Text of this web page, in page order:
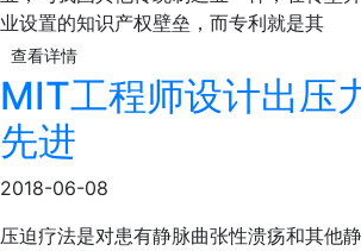
业设置的知识产权壁垒，而专利就是其
查看详情
MIT工程师设计出压
先进
2018-06-08
压迫疗法是对患有静脉曲张性溃疡和其他